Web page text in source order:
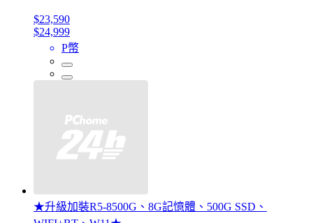
$23,590
$24,999
P幣
★升級加裝R5-8500G、8G記憶體、500G SSD、